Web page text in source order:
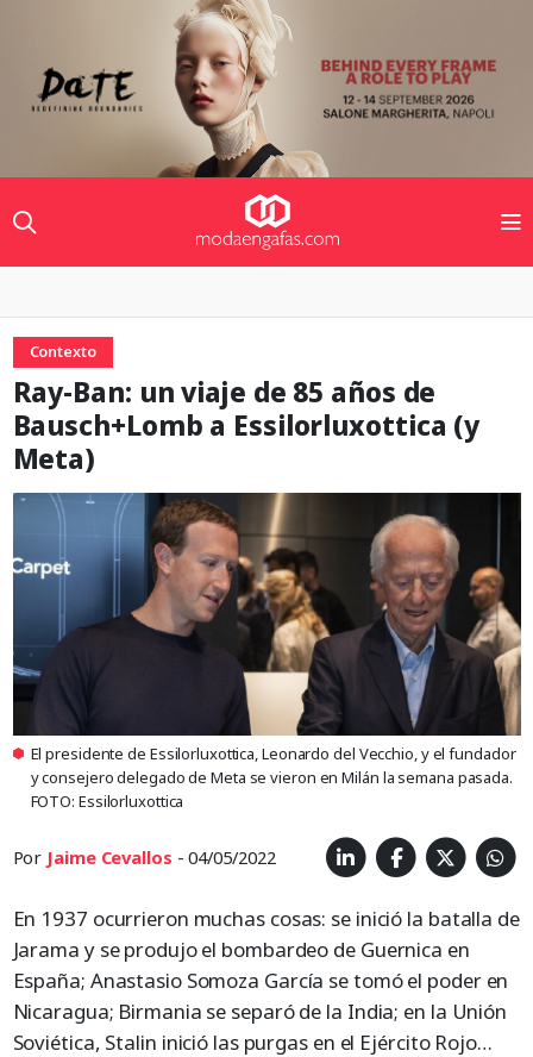
Contexto
Ray-Ban: un viaje de 85 años de
Bausch+Lomb a Essilorluxottica (y
Meta)
El presidente de Essilorluxottica, Leonardo del Vecchio, y el fundador
y consejero delegado de Meta se vieron en Milán la semana pasada.
FOTO: Essilorluxottica
Por Jaime Cevallos - 04/05/2022
En 1937 ocurrieron muchas cosas: se inició la batalla de
Jarama y se produjo el bombardeo de Guernica en
España; Anastasio Somoza García se tomó el poder en
Nicaragua; Birmania se separó de la India; en la Unión
Soviética, Stalin inició las purgas en el Ejército Rojo…